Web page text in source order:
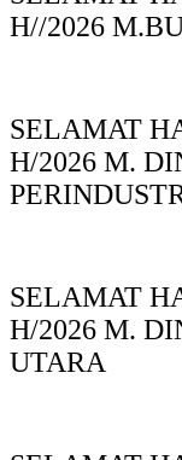
H//2026
SELAMAT
H/2026 M.
SELAMAT
H/2026 M.
UTARA